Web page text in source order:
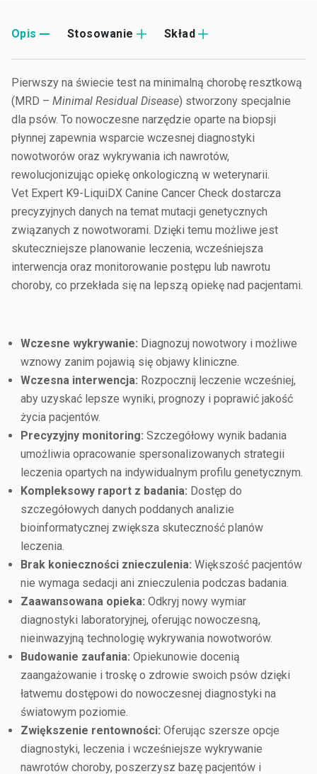
Opis Stosowanie Skład
Pierwszy na świecie test na minimalną chorobę resztkową
(MRD – Minimal Residual Disease) stworzony specjalnie
dla psów. To nowoczesne narzędzie oparte na biopsji
płynnej zapewnia wsparcie wczesnej diagnostyki
nowotworów oraz wykrywania ich nawrotów,
rewolucjonizując opiekę onkologiczną w weterynarii.
Vet Expert K9-LiquiDX Canine Cancer Check dostarcza
precyzyjnych danych na temat mutacji genetycznych
związanych z nowotworami. Dzięki temu możliwe jest
skuteczniejsze planowanie leczenia, wcześniejsza
interwencja oraz monitorowanie postępu lub nawrotu
choroby, co przekłada się na lepszą opiekę nad pacjentami.
Wczesne wykrywanie: Diagnozuj nowotwory i możliwe
wznowy zanim pojawią się objawy kliniczne.
Wczesna interwencja: Rozpocznij leczenie wcześniej,
aby uzyskać lepsze wyniki, prognozy i poprawić jakość
życia pacjentów.
Precyzyjny monitoring: Szczegółowy wynik badania
umożliwia opracowanie spersonalizowanych strategii
leczenia opartych na indywidualnym profilu genetycznym.
Kompleksowy raport z badania: Dostęp do
szczegółowych danych poddanych analizie
bioinformatycznej zwiększa skuteczność planów
leczenia.
Brak konieczności znieczulenia: Większość pacjentów
nie wymaga sedacji ani znieczulenia podczas badania.
Zaawansowana opieka: Odkryj nowy wymiar
diagnostyki laboratoryjnej, oferując nowoczesną,
nieinwazyjną technologię wykrywania nowotworów.
Budowanie zaufania: Opiekunowie docenią
zaangażowanie i troskę o zdrowie swoich psów dzięki
łatwemu dostępowi do nowoczesnej diagnostyki na
światowym poziomie.
Zwiększenie rentowności: Oferując szersze opcje
diagnostyki, leczenia i wcześniejsze wykrywanie
nawrotów choroby, poszerzysz bazę pacjentów i